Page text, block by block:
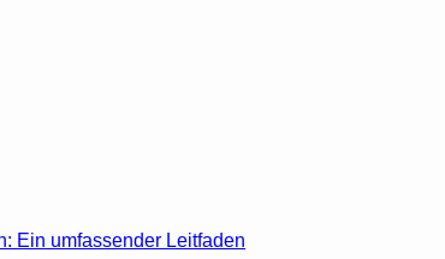
Ein umfassender Leitfaden